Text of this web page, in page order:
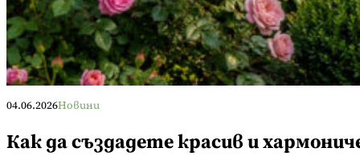
04.06.2026Новини
Как да създадете красив и